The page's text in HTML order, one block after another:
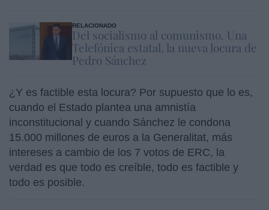
RELACIONADO
Del socialismo al comunismo. Una
Telefónica estatal, la nueva locura de
Pedro Sánchez
¿Y es factible esta locura? Por supuesto que lo es,
cuando el Estado plantea una amnistía
inconstitucional y cuando Sánchez le condona
15.000 millones de euros a la Generalitat, más
intereses a cambio de los 7 votos de ERC, la
verdad es que todo es creíble, todo es factible y
todo es posible.